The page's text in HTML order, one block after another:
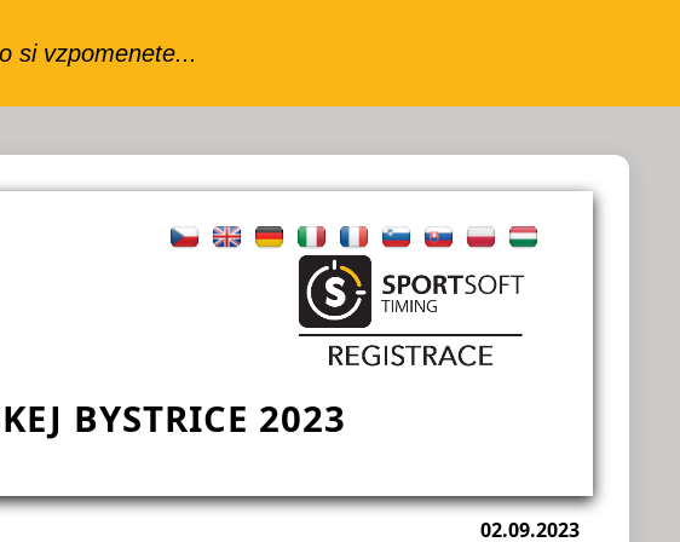
BYSTRICE 2023
02.09.2023